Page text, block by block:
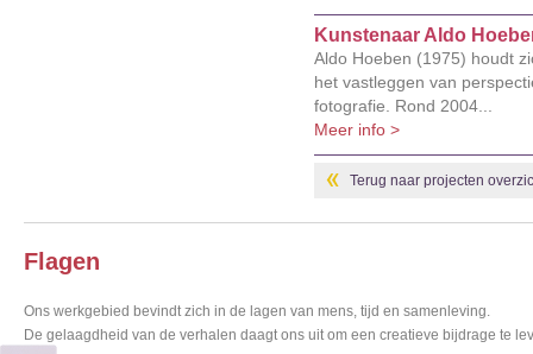
Kunstenaar Aldo
Aldo Hoeben (1975) houdt
het vastleggen van
fotografie. Rond 2004...
Meer info >
Terug naar projecten
Flagen
Ons werkgebied bevindt zich in de lagen van mens, tijd en samenleving.
De gelaagdheid van de verhalen daagt ons uit om een creatieve bijdrage te